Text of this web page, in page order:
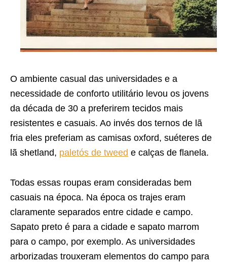
O ambiente casual das universidades e a
necessidade de conforto utilitário levou os jovens
da década de 30 a preferirem tecidos mais
resistentes e casuais. Ao invés dos ternos de lã
fria eles preferiam as camisas oxford, suéteres de
lã shetland, paletós de tweed e calças de flanela.
Todas essas roupas eram consideradas bem
casuais na época. Na época os trajes eram
claramente separados entre cidade e campo.
Sapato preto é para a cidade e sapato marrom
para o campo, por exemplo. As universidades
arborizadas trouxeram elementos do campo para